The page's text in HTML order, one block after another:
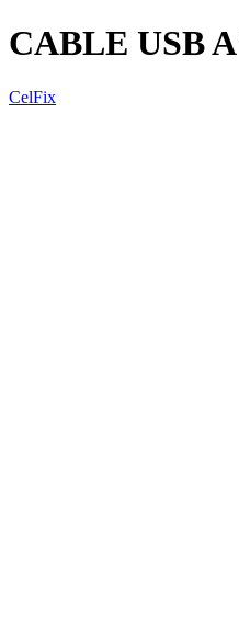
CABLE USB
CelFix